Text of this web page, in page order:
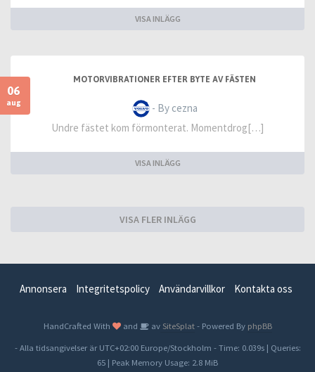
VISA INLÄGG
06
aug
MOTORVIBRATIONER EFTER BYTE AV FÄSTEN
- By cezna
Undre fästet kom förmonterat. Momentdrog[…]
VISA INLÄGG
VISA FLER INLÄGG
Annonsera Integritetspolicy Användarvillkor Kontakta oss
HandCrafted With and avSiteSplat- Powered By phpBB
- Alla tidsangivelser är UTC+02:00 Europe/Stockholm - Time: 0.039s| Queries:
65 | Peak Memory Usage: 2.8 MiB